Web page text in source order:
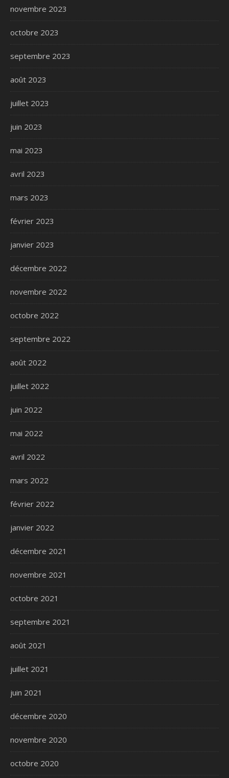
novembre 2023
octobre 2023
septembre 2023
août 2023
juillet 2023
juin 2023
mai 2023
avril 2023
mars 2023
février 2023
janvier 2023
décembre 2022
novembre 2022
octobre 2022
septembre 2022
août 2022
juillet 2022
juin 2022
mai 2022
avril 2022
mars 2022
février 2022
janvier 2022
décembre 2021
novembre 2021
octobre 2021
septembre 2021
août 2021
juillet 2021
juin 2021
décembre 2020
novembre 2020
octobre 2020